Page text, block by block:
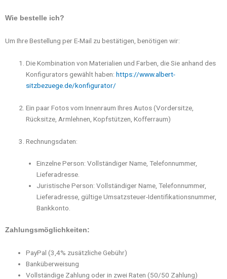
Wie bestelle ich?
Um Ihre Bestellung per E-Mail zu bestätigen, benötigen wir:
Die Kombination von Materialien und Farben, die Sie anhand des
Konfigurators gewählt haben:https://www.albert-
sitzbezuege.de/konfigurator/
Ein paar Fotos vom Innenraum Ihres Autos (Vordersitze,
Rücksitze, Armlehnen, Kopfstützen, Kofferraum)
Rechnungsdaten:
Einzelne Person: Vollständiger Name, Telefonnummer,
Lieferadresse.
Juristische Person: Vollständiger Name, Telefonnummer,
Lieferadresse, gültige Umsatzsteuer-Identifikationsnummer,
Bankkonto.
Zahlungsmöglichkeiten:
PayPal (3,4% zusätzliche Gebühr)
Banküberweisung
Vollständige Zahlung oder in zwei Raten (50/50 Zahlung)